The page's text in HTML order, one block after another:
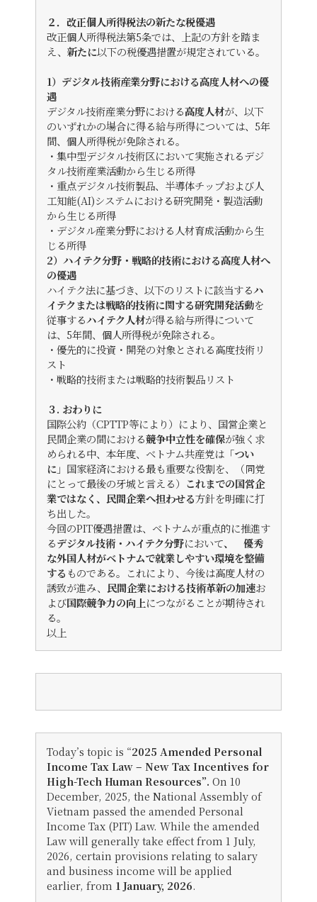
２．改正個人所得税法の新たな税優遇
改正個人所得税法第5条では、上記の方針を踏ま
え、 新たに以下の税優遇措置が規定されている。
1）デジタル技術産業分野における高度人材への優
遇
デジタル技術産業分野における高度人材が、以下
のいずれかの場合に得る給与所得については、5年
間、個人所得税が免除される。
・集中型デジタル技術区において実施されるデジ
タル技術産業活動から生じる所得
・重点デジタル技術製品、半導体チップおよび人
工知能(AI)システムにおける研究開発・製造活動
から生じる所得
・デジタル産業分野における人材育成活動から生
じる所得
2）ハイテク分野・戦略的技術における高度人材へ
の優遇
ハイテク法に基づき、以下のリストに該当するハ
イテクまたは戦略的技術に関する研究開発活動を
従事するハイテク人材が得る給与所得について
は、5年間、個人所得税が免除される。
・優先的に投資・開発の対象とされる高度技術リ
スト
・戦略的技術または戦略的技術製品リスト
３. おわりに
国際公約（CPTTP等により）により、国営企業と
民間企業の間における競争中立性を確保が強く求
められる中、本年度、ベトナム共産党は「つい
に」国家経済における最も重要な役割を、（同党
にとって最後の牙城と言える） これまでの国営企
業ではなく、民間企業へ担わせる方針を明確に打
ち出した。
今回のPIT優遇措置は、ベトナムが重点的に推進す
るデジタル技術・ハイテク分野において、 優秀
な外国人材がベトナムで就業しやすい環境を整備
する ものである。これにより、今後は高度人材の
誘致が進み、 民間企業における技術革新の加速お
よび国際競争力の向上につながることが期待され
る。
以上
Today’s topic is “2025 Amended Personal
Income Tax Law – New Tax Incentives for
High-Tech Human Resources”. On 10
December, 2025, the National Assembly of
Vietnam passed the amended Personal
Income Tax (PIT) Law. While the amended
Law will generally take effect from 1 July,
2026, certain provisions relating to salary
and business income will be applied
earlier, from 1 January, 2026.